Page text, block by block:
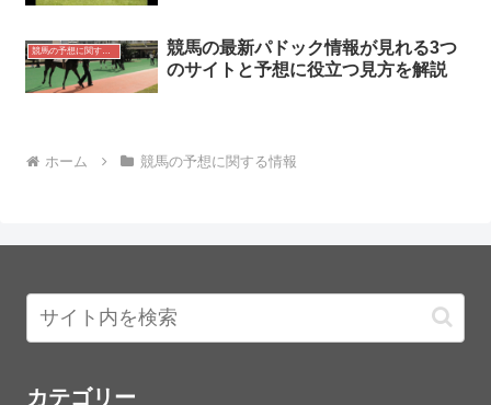
競馬の最新パドック情報が見れる3つ
のサイトと予想に役立つ見方を解説
ホーム 競馬の予想に関する情報
カテゴリー